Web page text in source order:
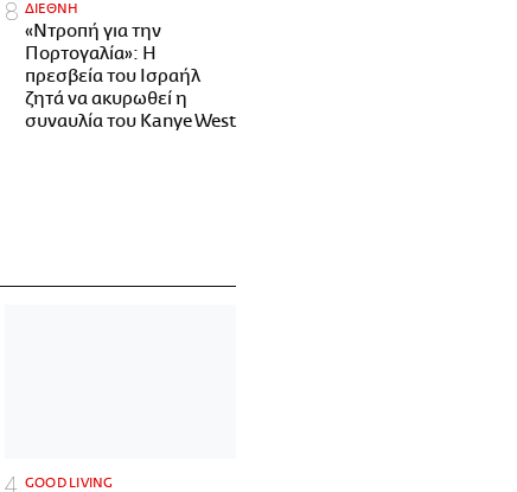
ΔΙΕΘΝΗ
«Ντροπή για την
Πορτογαλία»: Η
πρεσβεία του Ισραήλ
ζητά να ακυρωθεί η
συναυλία του Kanye West
GOOD LIVING